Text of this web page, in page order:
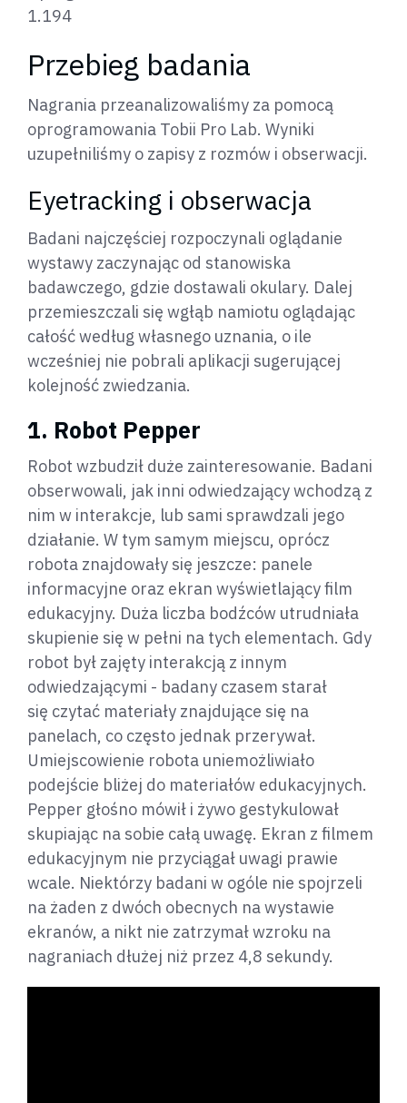
1.194
Przebieg badania
Nagrania przeanalizowaliśmy za pomocą
oprogramowania Tobii Pro Lab. Wyniki
uzupełniliśmy o zapisy z rozmów i obserwacji.
Eyetracking i obserwacja
Badani najczęściej rozpoczynali oglądanie
wystawy zaczynając od stanowiska
badawczego, gdzie dostawali okulary. Dalej
przemieszczali się wgłąb namiotu oglądając
całość według własnego uznania, o ile
wcześniej nie pobrali aplikacji sugerującej
kolejność zwiedzania.
1. Robot Pepper
Robot wzbudził duże zainteresowanie. Badani
obserwowali, jak inni odwiedzający wchodzą z
nim w interakcje, lub sami sprawdzali jego
działanie. W tym samym miejscu, oprócz
robota znajdowały się jeszcze: panele
informacyjne oraz ekran wyświetlający film
edukacyjny. Duża liczba bodźców utrudniała
skupienie się w pełni na tych elementach. Gdy
robot był zajęty interakcją z innym
odwiedzającymi - badany czasem starał
się czytać materiały znajdujące się na
panelach, co często jednak przerywał.
Umiejscowienie robota uniemożliwiało
podejście bliżej do materiałów edukacyjnych.
Pepper głośno mówił i żywo gestykulował
skupiając na sobie całą uwagę. Ekran z filmem
edukacyjnym nie przyciągał uwagi prawie
wcale. Niektórzy badani w ogóle nie spojrzeli
na żaden z dwóch obecnych na wystawie
ekranów, a nikt nie zatrzymał wzroku na
nagraniach dłużej niż przez 4,8 sekundy.